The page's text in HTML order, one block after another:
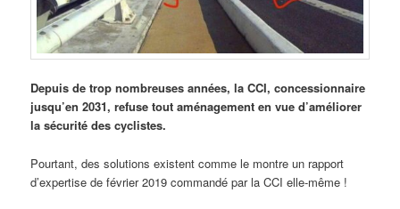
Depuis de trop nombreuses années, la CCI, concessionnaire
jusqu’en 2031, refuse tout aménagement en vue d’améliorer
la sécurité des cyclistes.
Pourtant, des solutions existent comme le montre un rapport
d’expertise de février 2019 commandé par la CCI elle-même !